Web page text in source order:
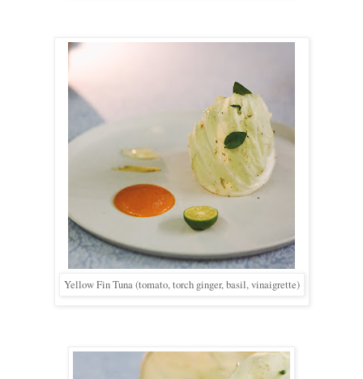
Yellow Fin Tuna (tomato, torch ginger, basil, vinaigrette)